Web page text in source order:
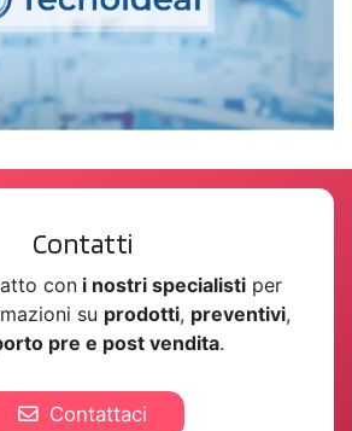
Contatti
coni nostri specialistiper
su prodotti, preventivi,
pre e post vendita.
Contattaci